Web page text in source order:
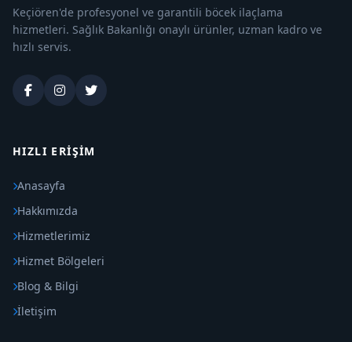
Keçiören'de profesyonel ve garantili böcek ilaçlama
hizmetleri. Sağlık Bakanlığı onaylı ürünler, uzman kadro ve
hızlı servis.
HIZLI ERIŞIM
Anasayfa
Hakkımızda
Hizmetlerimiz
Hizmet Bölgeleri
Blog & Bilgi
İletişim